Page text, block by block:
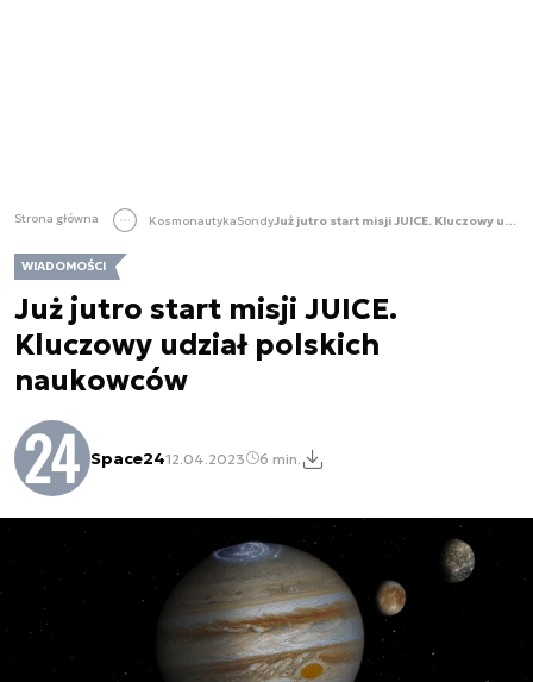
Strona główna KosmonautykaSondy Już jutro start misji JUICE. Kluczowy udział polskich naukowców
WIADOMOŚCI
Już jutro start misji JUICE.
Kluczowy udział polskich
naukowców
Space2412.04.2023 6 min.